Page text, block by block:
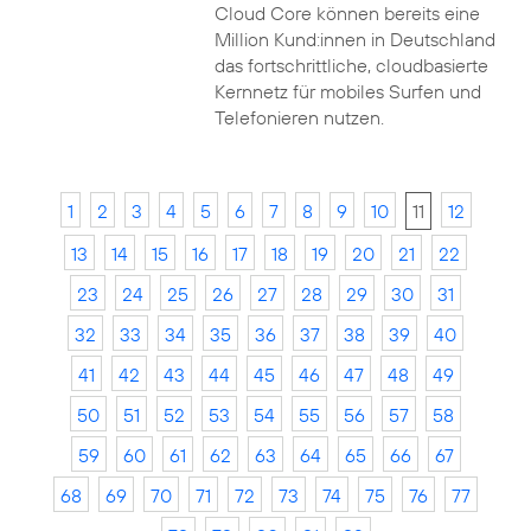
Cloud Core können bereits eine
Million Kund:innen in Deutschland
das fortschrittliche, cloudbasierte
Kernnetz für mobiles Surfen und
Telefonieren nutzen.
1 2 3 4 5 6 7 8 9 10 11
12
13
14 15 16 17 18 19 20 21
22
23
24 25 26 27 28 29 30
31
32
33 34 35 36 37 38 39
40
41
42 43 44 45 46 47 48
49
50
51 52 53 54 55 56 57
58
59
60 61 62 63 64 65 66
67
68
69 70 71 72 73 74 75 76
77